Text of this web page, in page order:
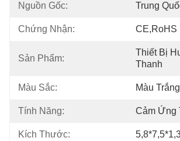
Nguồn Gốc: Trung
Chứng Nhận: CE,RoHS
Sản Phẩm:
Thiết Bị
Thanh
Màu Sắc: Màu Trắng
Tính Năng: Cảm Ứng
Kích Thước: